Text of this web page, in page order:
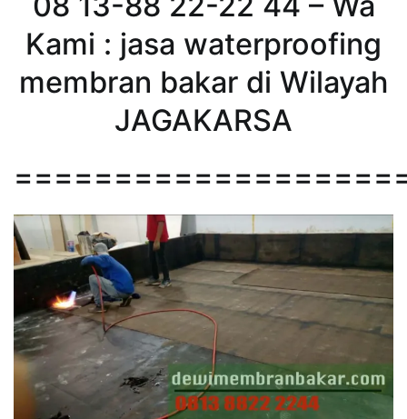
Kami : jasa waterproofing
membran bakar di Wilayah
JAGAKARSA